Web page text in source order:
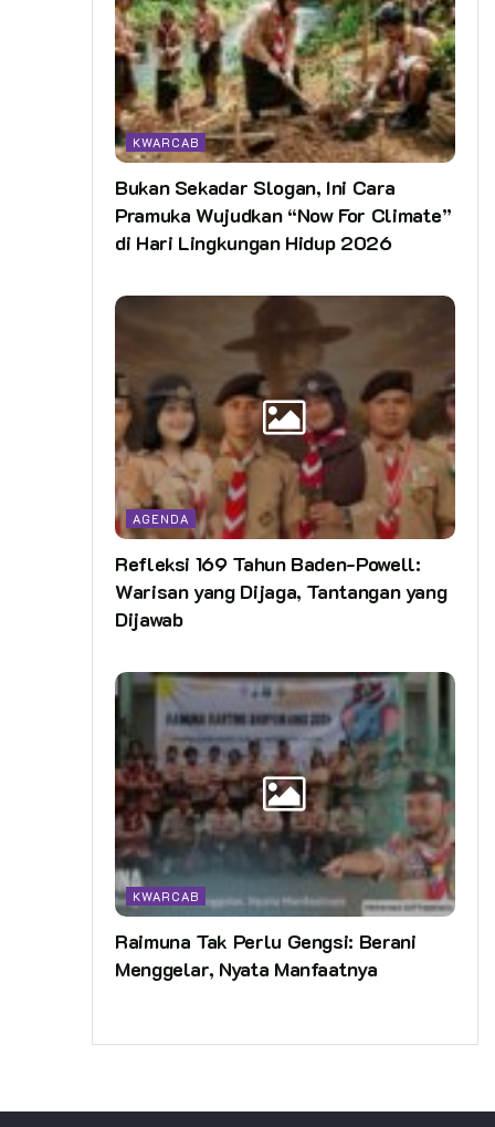
KWARCAB
Bukan Sekadar Slogan, Ini Cara
Pramuka Wujudkan “Now For Climate”
di Hari Lingkungan Hidup 2026
AGENDA
Refleksi 169 Tahun Baden-Powell:
Warisan yang Dijaga, Tantangan yang
Dijawab
KWARCAB
Raimuna Tak Perlu Gengsi: Berani
Menggelar, Nyata Manfaatnya